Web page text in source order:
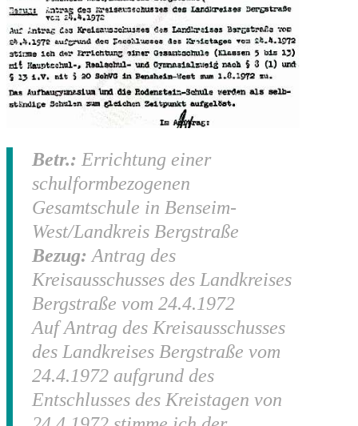
Betr.: Errichtung einer
schulformbezogenen
Gesamtschule in Benseim-
West/Landkreis Bergstraße
Bezug: Antrag des
Kreisausschusses des Landkreises
Bergstraße vom 24.4.1972
Auf Antrag des Kreisausschusses
des Landkreises Bergstraße vom
24.4.1972 aufgrund des
Entschlusses des Kreistagen von